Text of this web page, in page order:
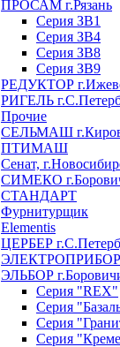
ПРОСАМ г.Рязань
Серия ЗВ1
Серия ЗВ4
Серия ЗВ8
Серия ЗВ9
РЕДУКТОР
РИГЕЛЬ
Прочие
СЕЛЬМАШ
ПТИМАШ
Сенат,
СИМЕКО
СТАНДАРТ
Фурнитурщик
Elementis
ЦЕРБЕР
ЭЛЕКТРОПРИБОР
ЭЛЬБОР
Серия "REX"
Серия
Серия
Серия